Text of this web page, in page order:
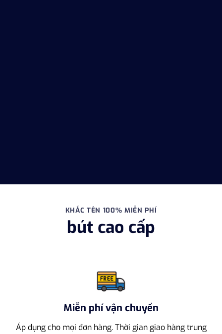
KHẮC TÊN 100% MIỄN PHÍ
bút cao cấp
Miễn phí vận chuyển
Áp dụng cho mọi đơn hàng. Thời gian giao hàng trung